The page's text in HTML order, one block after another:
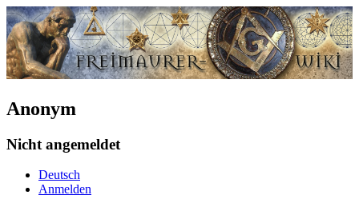
Anonym
Nicht angemeldet
Deutsch
Anmelden